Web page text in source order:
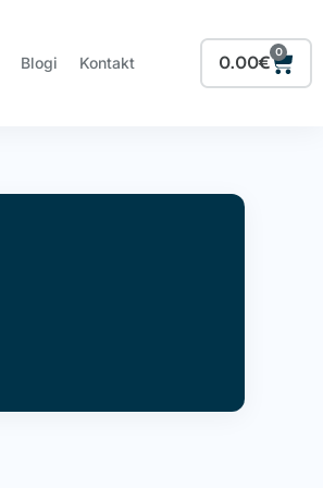
Blogi Kontakt 0.00€
0
Cart